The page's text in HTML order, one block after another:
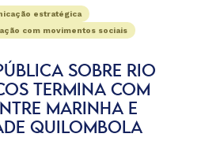
estratégica
com movimentos sociais
SOBRE RIO
TERMINA COM
MARINHA E
QUILOMBOLA